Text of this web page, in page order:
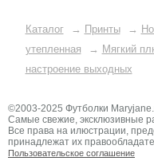
Каталог → Принты →
утепленная
→ Мягкий
настроение выходных
©2003-2025 Футболки
Самые свежие, эксклюзивные
Все права на илюстрации,
принадлежат их
Пользовательское соглашение